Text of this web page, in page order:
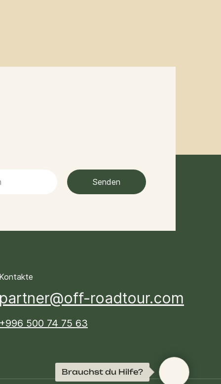
500 74 75 63
roadtour.com
Senden
Brauchst du Hilfe?